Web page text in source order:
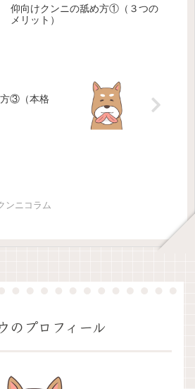
仰向けクンニの舐め方①（３つの
メリット）
方③（本格
ンニコラム
のプロフィール